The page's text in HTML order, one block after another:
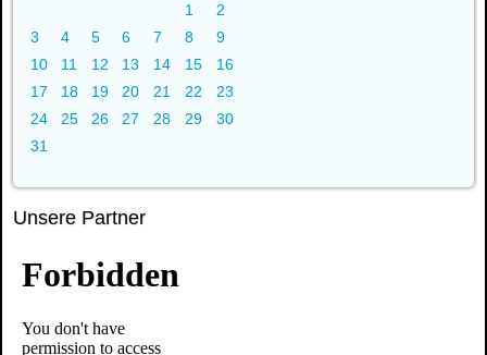
1
2
3
4 5 6 7 8
9
10
11 12 13 14 15
16
17
18 19 20 21 22
23
24
25 26 27 28 29
30
31
Unsere Partner